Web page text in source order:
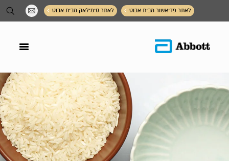
תפריט תחתון
לאתר פדיאשור מבית אבוט לאתר סימילאק מבית אבוט